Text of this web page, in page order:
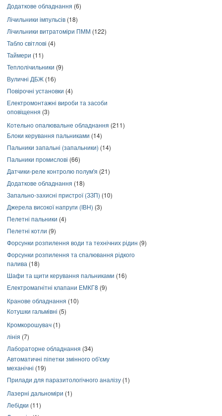
Додаткове обладнання (6)
Лічильники імпульсів (18)
Лічильники витратоміри ПММ (122)
Табло світлові (4)
Таймери (11)
Теплолічильники (9)
Вуличні ДБЖ (16)
Повірочні установки (4)
Електромонтажні вироби та засоби
оповіщення (3)
Котельно опалювальне обладнання (211)
Блоки керування пальниками (14)
Пальники запальні (запальники) (14)
Пальники промислові (66)
Датчики-реле контролю полум'я (21)
Додаткове обладнання (18)
Запально-захисні пристрої (ЗЗП) (10)
Джерела високої напруги (ІВН) (3)
Пелетні пальники (4)
Пелетні котли (9)
Форсунки розпилення води та технічних рідин (9)
Форсунки розпилення та спалювання рідкого
палива (18)
Шафи та щити керування пальниками (16)
Електромагнітні клапани ЕМКГ8 (9)
Кранове обладнання (10)
Котушки гальмівні (5)
Кромкорошувач (1)
лінія (7)
Лабораторне обладнання (34)
Автоматичні піпетки змінного об'єму
механічні (19)
Прилади для паразитологічного аналізу (1)
Лазерні дальноміри (1)
Лебідки (11)